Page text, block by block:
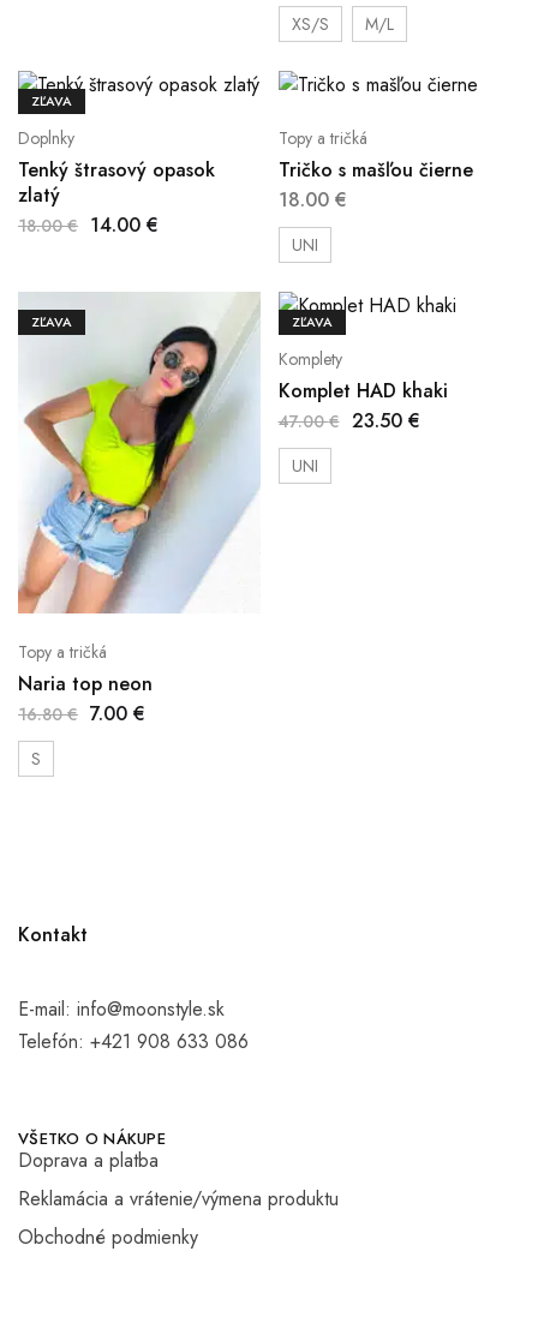
XS/S M/L
ZĽAVA
Doplnky
Tenký štrasový opasok
zlatý
18.00€ 14.00 €
Topy a tričká
Tričko s mašľou čierne
18.00 €
UNI
ZĽAVA
Topy a tričká
Naria top neon
16.80€ 7.00 €
S
ZĽAVA
Komplety
Komplet HAD khaki
47.00€ 23.50 €
UNI
Kontakt
E-mail: info@moonstyle.sk
Telefón: +421 908 633 086
VŠETKO O NÁKUPE
Doprava a platba
Reklamácia a vrátenie/výmena produktu
Obchodné podmienky